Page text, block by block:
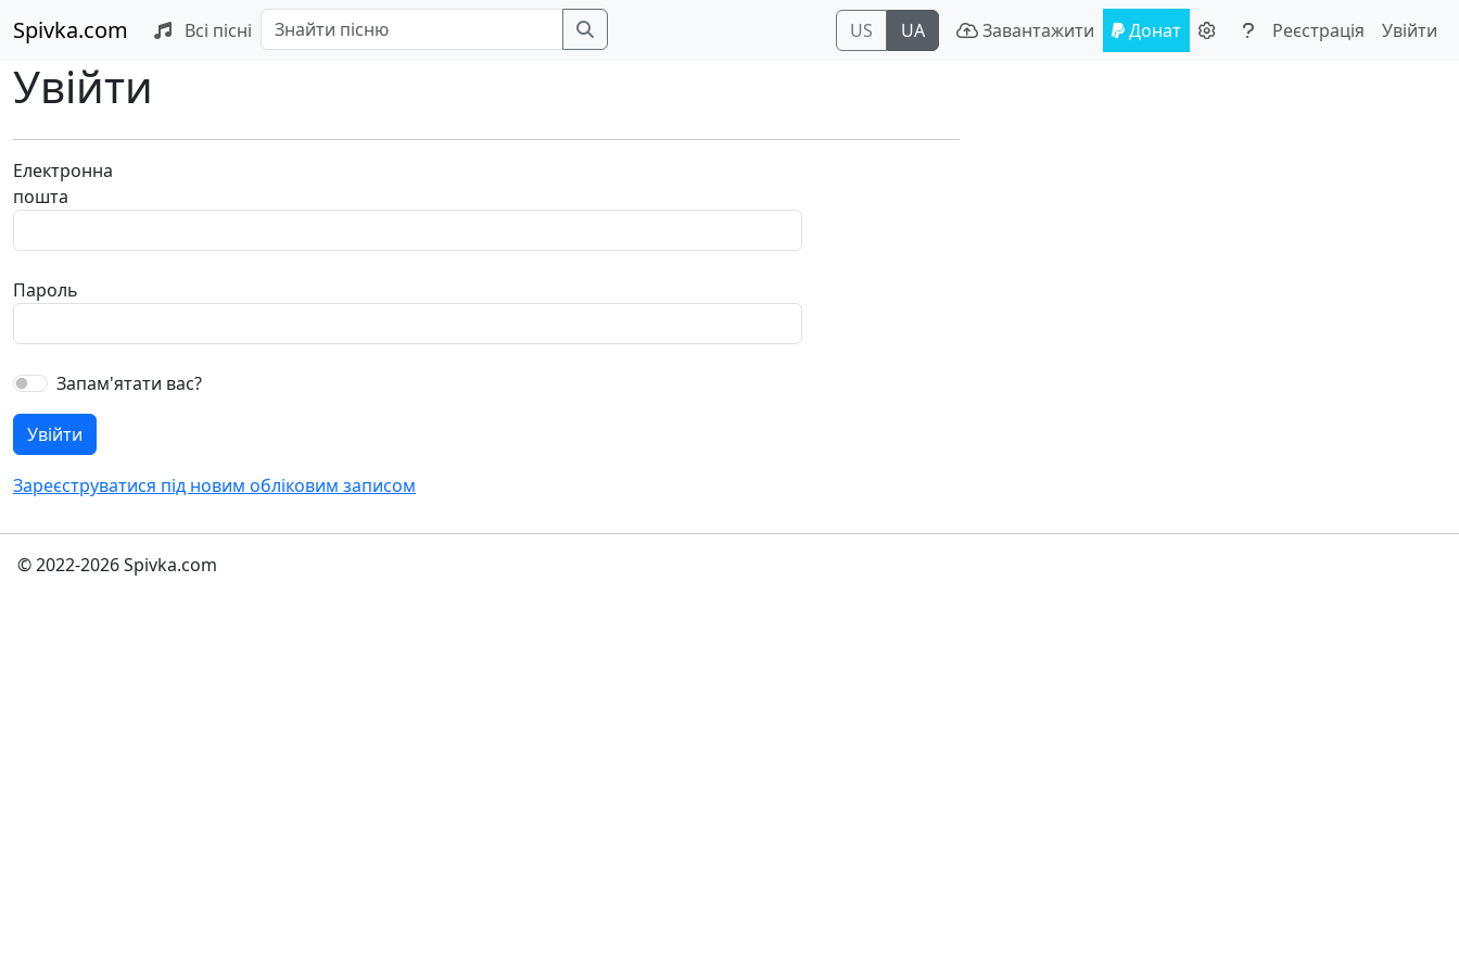
Spivka.com Всі пісні US UA Завантажити Донат Реєстрація Увійти
Увійти
Електронна
пошта
Пароль
Запам'ятати вас?
Зареєструватися під новим обліковим записом
© 2022-2026 Spivka.com